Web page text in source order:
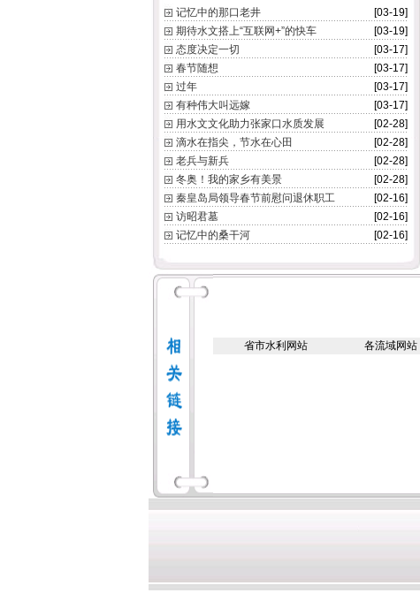
记忆中的那口老井
[03-19]
期待水文搭上“互联网+”的快车
[03-19]
态度决定一切
[03-17]
春节随想
[03-17]
过年
[03-17]
有种伟大叫远嫁
[03-17]
用水文文化助力张家口水质发展
[02-28]
滴水在指尖，节水在心田
[02-28]
老兵与新兵
[02-28]
冬奥！我的家乡有美景
[02-28]
秦皇岛局领导春节前慰问退休职工
[02-16]
访昭君墓
[02-16]
记忆中的桑干河
[02-16]
省市水利网站 各流域网站